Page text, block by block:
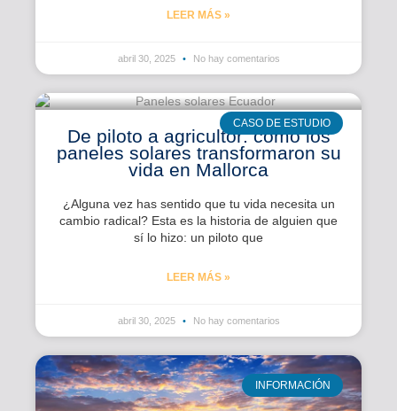
LEER MÁS »
abril 30, 2025 No hay comentarios
CASO DE ESTUDIO
De piloto a agricultor: cómo los
paneles solares transformaron su
vida en Mallorca
¿Alguna vez has sentido que tu vida necesita un
cambio radical? Esta es la historia de alguien que
sí lo hizo: un piloto que
LEER MÁS »
abril 30, 2025 No hay comentarios
INFORMACIÓN